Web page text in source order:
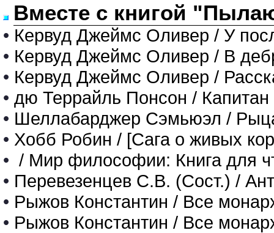
Вместе с книгой
• Кервуд Джеймс Оливер / У
• Кервуд Джеймс Оливер / В
• Кервуд Джеймс Оливер /
• дю Террайль Понсон / Капитан
• Шеллабарджер Сэмьюэл /
• Хобб Робин / [Сага о живых
• / Мир философии: Книга для
• Перевезенцев С.В. (Сост.) /
• Рыжов Константин / Все
• Рыжов Константин / Все